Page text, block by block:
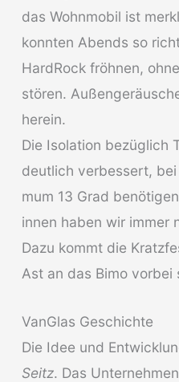
das Wohnmobil ist
konnten Abends so
HardRock fröhnen,
stören.
herein.
Die Isolation bezüglich
deutlich verbessert,
mum 13 Grad
innen haben wir immer
Dazu kommt die
Ast an das Bimo vorbei
VanGlas Geschichte
Die Idee und
Seitz. Das